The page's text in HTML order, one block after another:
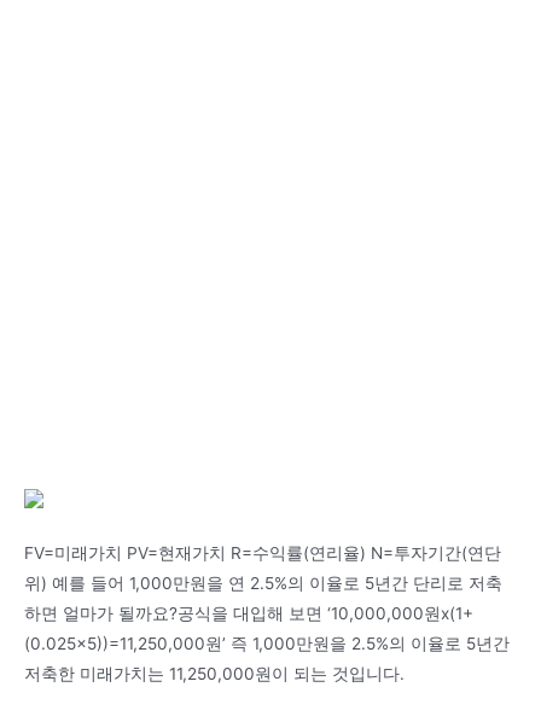
FV=미래가치 PV=현재가치 R=수익률(연리율) N=투자기간(연단
위) 예를 들어 1,000만원을 연 2.5%의 이율로 5년간 단리로 저축
하면 얼마가 될까요?공식을 대입해 보면 ‘10,000,000원x(1+
(0.025×5))=11,250,000원’ 즉 1,000만원을 2.5%의 이율로 5년간
저축한 미래가치는 11,250,000원이 되는 것입니다.